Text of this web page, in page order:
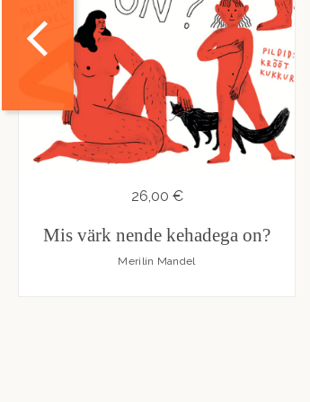
26,00 €
Mis värk nende kehadega on?
Merilin Mandel